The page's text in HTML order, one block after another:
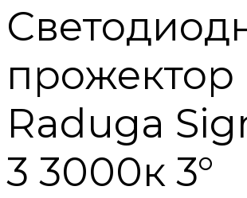
прожектор
Raduga
3 3000к 3°